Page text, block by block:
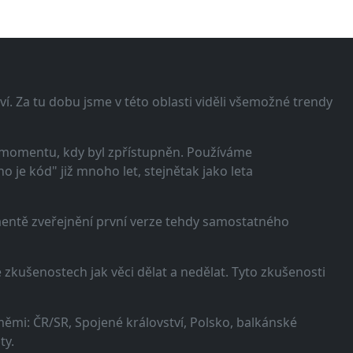
Za tu dobu jsme v této oblasti viděli všemožné trendy
kdy byl zpřístupněn. Používáme
je kód" již mnoho let, stejnětak jako leta
zveřejnění první verze tehdy samostatného
jak věci dělat a nedělat. Tyto zkušenosti
ČR/SR, Spojené království, Polsko, balkánské